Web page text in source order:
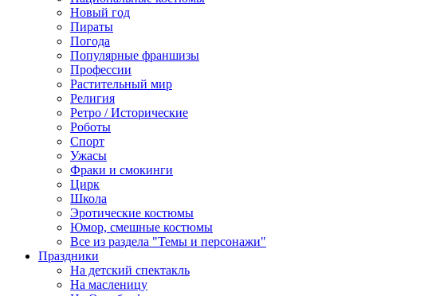
Новый год
Пираты
Погода
Популярные франшизы
Профессии
Растительный мир
Религия
Ретро / Исторические
Роботы
Спорт
Ужасы
Фраки и смокинги
Цирк
Школа
Эротические костюмы
Юмор, смешные костюмы
Все из раздела "Темы и персонажи"
Праздники
На детский спектакль
На масленицу